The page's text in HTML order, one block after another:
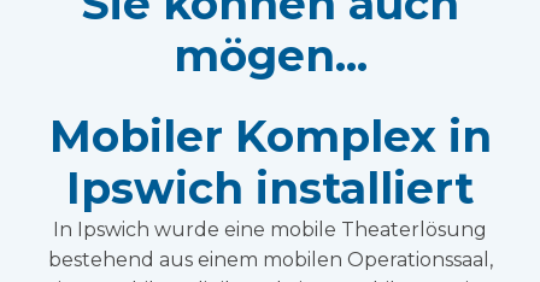
mögen...
Mobiler Komplex in
Ipswich installiert
In Ipswich wurde eine mobile Theaterlösung
bestehend aus einem mobilen Operationssaal,